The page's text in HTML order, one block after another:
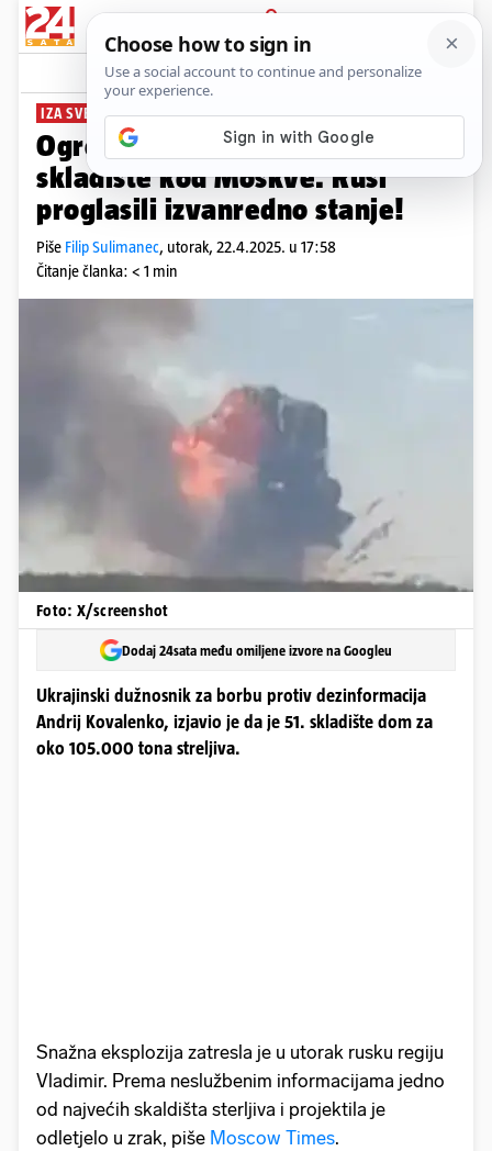
PRIJAVA
News Komentari
IZA SVEGA STOJI KIJEV?
Ogromna eksplozija zatresla
skladište kod Moskve. Rusi
proglasili izvanredno stanje!
Piše Filip Sulimanec, utorak, 22.4.2025. u 17:58
Čitanje članka: < 1 min
Foto: X/screenshot
Dodaj 24sata među omiljene izvore na Googleu
Ukrajinski dužnosnik za borbu protiv dezinformacija
Andrij Kovalenko, izjavio je da je 51. skladište dom za
oko 105.000 tona streljiva.
Snažna eksplozija zatresla je u utorak rusku regiju
Vladimir. Prema neslužbenim informacijama jedno
od najvećih skaldišta sterljiva i projektila je
odletjelo u zrak, piše Moscow Times.